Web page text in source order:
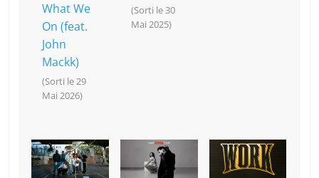
What We
On (feat.
John
Mackk)
(Sorti le 29
Mai 2026)
(Sorti le 30
Mai 2025)